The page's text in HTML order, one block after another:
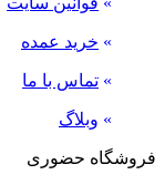
» خرید عمده
» تماس با ما
» وبلاگ
فروشگاه حضوری